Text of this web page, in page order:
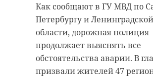
Как сообщают в ГУ МВД по
Петербургу и Ленинградской
области, дорожная полиция
продолжает выяснять все
обстоятельства аварии. В
призвали жителей 47